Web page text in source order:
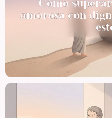
amorosa con